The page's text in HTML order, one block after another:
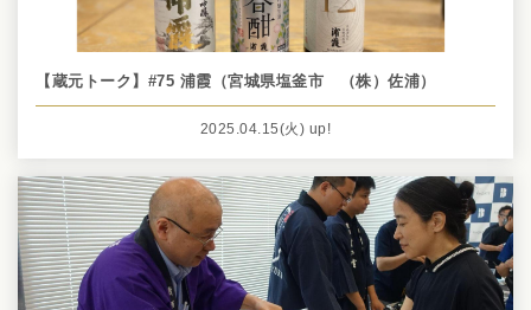
【蔵元トーク】#75 浦霞（宮城県塩釜市 （株）佐浦）
2025.04.15(火) up!